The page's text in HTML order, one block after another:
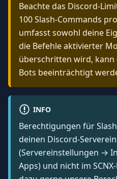
Beachte das Discord-
100 Slash-Commands
umfasst sowohl deine
die Befehle aktivierter
überschritten wird,
Bots beeinträchtigt
INFO
Berechtigungen für
deinen Discord-
(Servereinstellungen →
Apps) und nicht im